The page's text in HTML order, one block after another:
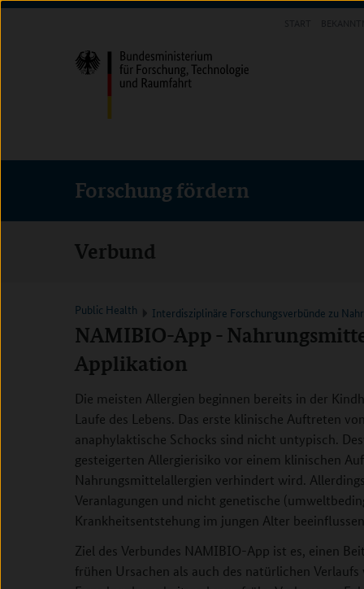
Direkt
(Eingabetaste)
Direkt
(Eingabetaste)
Direkt
(Eingabetaste)
Forschung fördern
Verbund
Public Health Interdisziplinäre Forschungsverbünde zu
NAMIBIO-App -
Applikation
Die meisten Allergien beginnen bereits in der
Laufe des Lebens. Das erste klinische Auftreten
anaphylaktische Schocks sind nicht untypisch.
gesteigerten Allergierisiko vor einem klinischen
Nahrungsmittelallergien verhindert wird.
Veranlagungen und nicht genetische
Krankheitsentstehung im jungen Alter
Ziel des Verbundes NAMIBIO-App ist es, einen
frühen Ursachen als auch des natürlichen